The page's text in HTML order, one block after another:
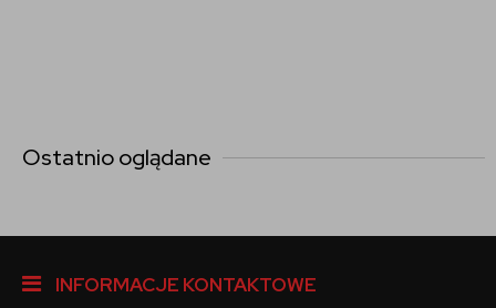
Ostatnio oglądane
INFORMACJE KONTAKTOWE